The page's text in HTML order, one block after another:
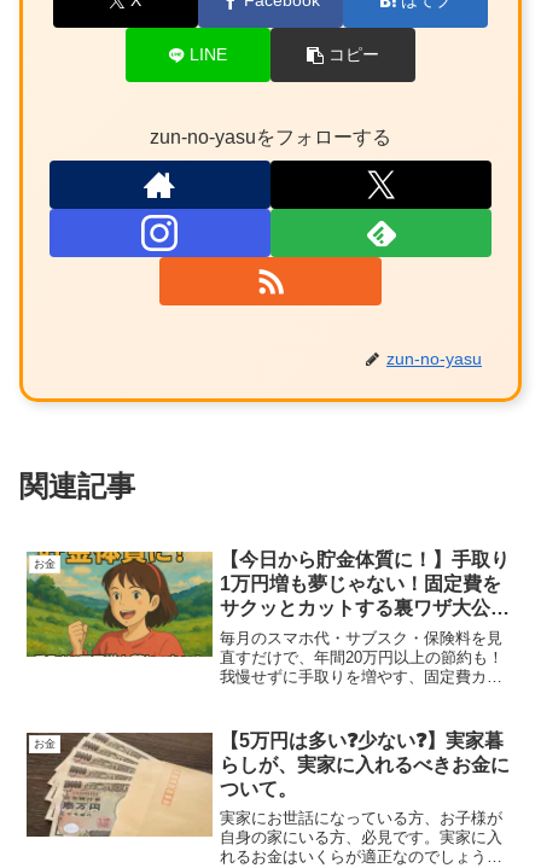
LINE コピー
zun-no-yasuをフォローする
zun-no-yasu
関連記事
お金
【今日から貯金体質に！】手取り
1万円増も夢じゃない！固定費を
サクッとカットする裏ワザ大公
開！
毎月のスマホ代・サブスク・保険料を見
直すだけで、年間20万円以上の節約も！
我慢せずに手取りを増やす、固定費カッ
お金
【5万円は多い❓少ない❓】実家暮
らしが、実家に入れるべきお金に
ついて。
実家にお世話になっている方、お子様が
自身の家にいる方、必見です。実家に入
れるお金はいくらが適正なのでしょう